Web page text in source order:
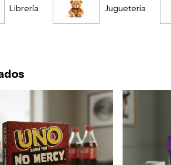
Librería Jugueteria